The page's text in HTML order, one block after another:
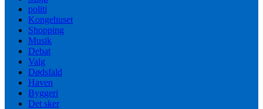
politi
Kongehuset
Shopping
Musik
Debat
Valg
Dødsfald
Haven
Byggeri
Det sker